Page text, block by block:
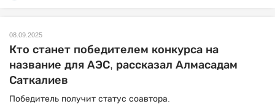
08.09.2025
Кто станет победителем конкурса на
название для АЭС, рассказал Алмасадам
Саткалиев
Победитель получит статус соавтора.